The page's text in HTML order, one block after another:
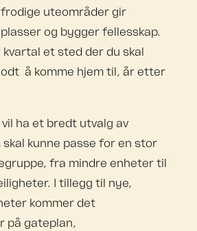
uteområder gir
og bygger fellesskap.
kvartal et sted der du skal
å komme hjem til, år etter
ha et bredt utvalg av
kunne passe for en stor
fra mindre enheter til
I tillegg til nye,
kommer det
på gateplan,